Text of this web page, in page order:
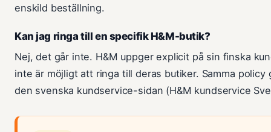
enskild beställning.
Kan jag ringa till en specifik H&M-butik?
Nej, det går inte. H&M uppger explicit på sin finska
inte är möjligt att ringa till deras butiker. Samma policy
den svenska kundservice-sidan (H&M kundservice